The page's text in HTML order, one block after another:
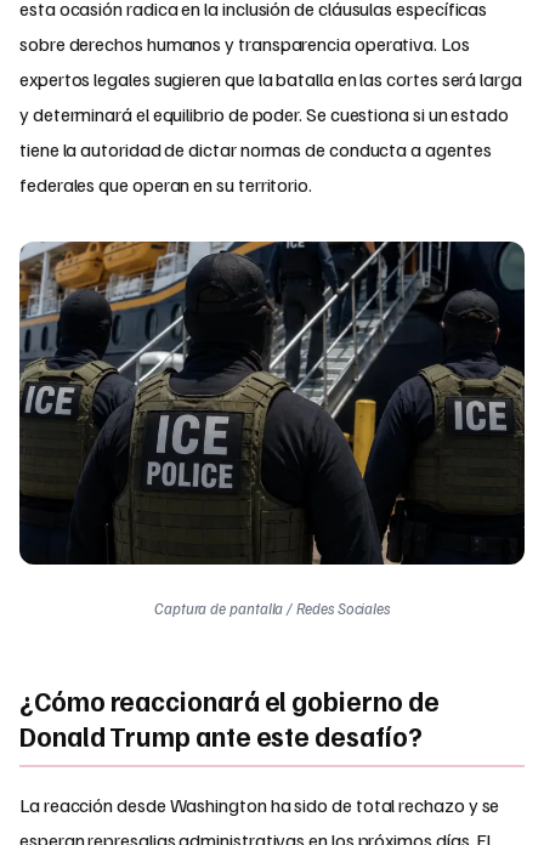
esta ocasión radica en la inclusión de cláusulas específicas
sobre derechos humanos y transparencia operativa. Los
expertos legales sugieren que la batalla en las cortes será larga
y determinará el equilibrio de poder. Se cuestiona si un estado
tiene la autoridad de dictar normas de conducta a agentes
federales que operan en su territorio.
Captura de pantalla / Redes Sociales
¿Cómo reaccionará el gobierno de
Donald Trump ante este desafío?
La reacción desde Washington ha sido de total rechazo y se